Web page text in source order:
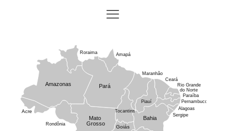
Acre
Alagoas
Amapá
Amazonas
Bahia
Ceará
Goiás
Maranhão
Mato
Grosso
Paraíba
Pará
Pernambuco
Piauí
Rio Grande
do Norte
Rondônia
Roraima
Sergipe
Tocantins